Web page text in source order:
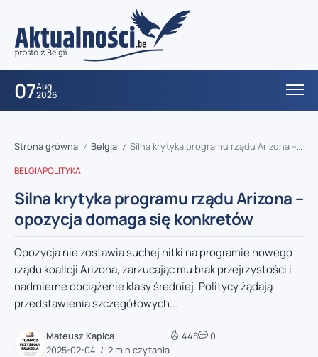
07Aug
2026
Strona główna / Belgia / Silna krytyka programu rządu Arizona – opozycja domaga się konkretów
BELGIAPOLITYKA
Silna krytyka programu rządu Arizona –
opozycja domaga się konkretów
Opozycja nie zostawia suchej nitki na programie nowego
rządu koalicji Arizona, zarzucając mu brak przejrzystości i
nadmierne obciążenie klasy średniej. Politycy żądają
przedstawienia szczegółowych...
Mateusz Kapica
2025-02-04
2 min czytania
448 0